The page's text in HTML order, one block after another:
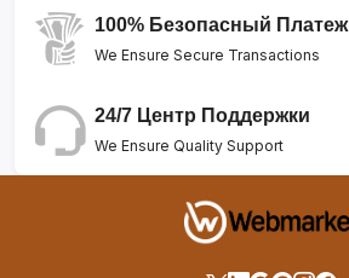
100% Безопасный Платеж
We Ensure Secure Transactions
24/7 Центр Поддержки
We Ensure Quality Support